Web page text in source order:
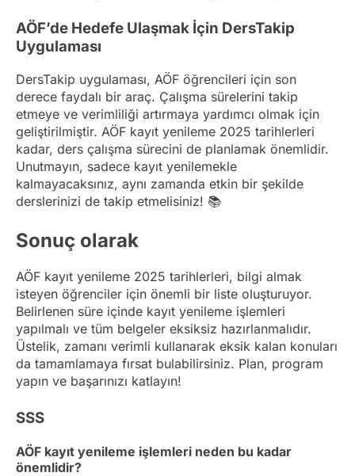
AÖF’de Hedefe Ulaşmak İçin DersTakip
Uygulaması
DersTakip uygulaması, AÖF öğrencileri için son
derece faydalı bir araç. Çalışma sürelerini takip
etmeye ve verimliliği artırmaya yardımcı olmak için
geliştirilmiştir. AÖF kayıt yenileme 2025 tarihlerleri
kadar, ders çalışma sürecini de planlamak önemlidir.
Unutmayın, sadece kayıt yenilemekle
kalmayacaksınız, aynı zamanda etkin bir şekilde
derslerinizi de takip etmelisiniz! 📚
Sonuç olarak
AÖF kayıt yenileme 2025 tarihlerleri, bilgi almak
isteyen öğrenciler için önemli bir liste oluşturuyor.
Belirlenen süre içinde kayıt yenileme işlemleri
yapılmalı ve tüm belgeler eksiksiz hazırlanmalıdır.
Üstelik, zamanı verimli kullanarak eksik kalan konuları
da tamamlamaya fırsat bulabilirsiniz. Plan, program
yapın ve başarınızı katlayın!
SSS
AÖF kayıt yenileme işlemleri neden bu kadar
önemlidir?